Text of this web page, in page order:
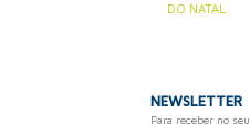
DO NATAL
NEWSLETTER
Para receber no